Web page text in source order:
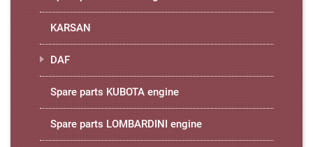
KARSAN
DAF
Spare parts KUBOTA engine
Spare parts LOMBARDINI engine